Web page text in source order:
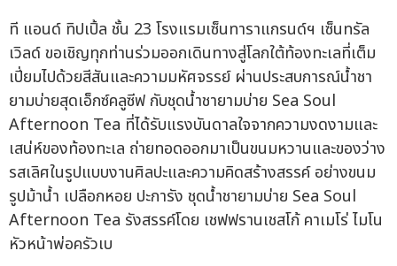
ที แอนด์ ทิปเปิ้ล ชั้น 23 โรงแรมเซ็นทาราแกรนด์ฯ เซ็นทรัล
เวิลด์ ขอเชิญทุกท่านร่วมออกเดินทางสู่โลกใต้ท้องทะเลที่เต็ม
เปี่ยมไปด้วยสีสันและความมหัศจรรย์ ผ่านประสบการณ์น้ำชา
ยามบ่ายสุดเอ็กซ์คลูซีฟ กับชุดน้ำชายามบ่าย Sea Soul
Afternoon Tea ที่ได้รับแรงบันดาลใจจากความงดงามและ
เสน่ห์ของท้องทะเล ถ่ายทอดออกมาเป็นขนมหวานและของว่าง
รสเลิศในรูปแบบงานศิลปะและความคิดสร้างสรรค์ อย่างขนม
รูปม้าน้ำ เปลือกหอย ปะการัง ชุดน้ำชายามบ่าย Sea Soul
Afternoon Tea รังสรรค์โดย เชฟฟรานเชสโก้ คาเมโร่ ไมโน
หัวหน้าพ่อครัวเบ